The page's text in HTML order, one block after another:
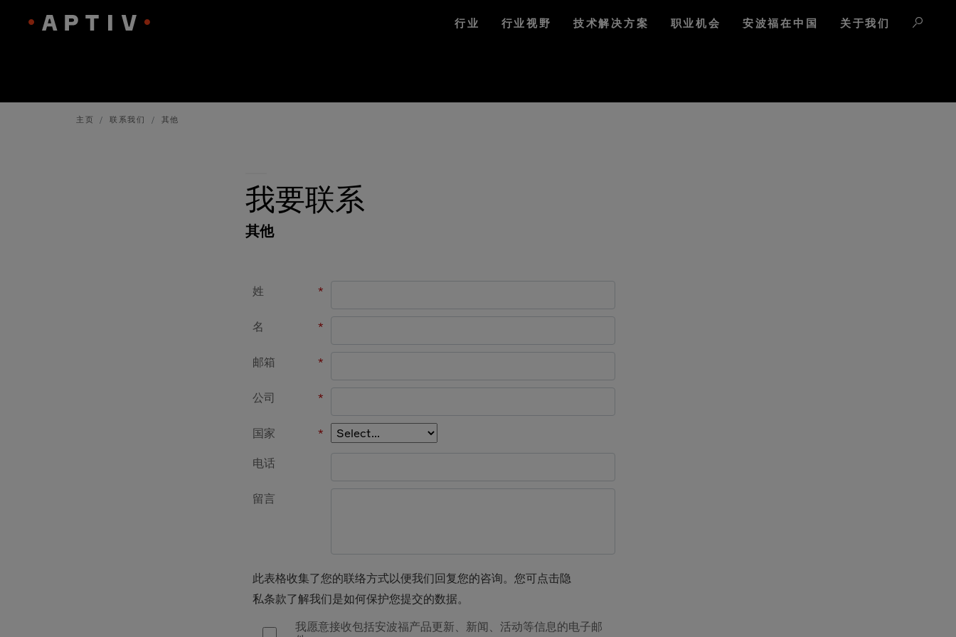
行业 行业视野 技术解决方案 职业机会 安波福在中国 关于我们
主页 联系我们 其他
我要联系
其他
*
姓
*
名
*
邮箱
*
公司
*
国家
电话
留言
此表格收集了您的联络方式以便我们回复您的咨询。您可点击隐
私条款了解我们是如何保护您提交的数据。
我愿意接收包括安波福产品更新、新闻、活动等信息的电子邮